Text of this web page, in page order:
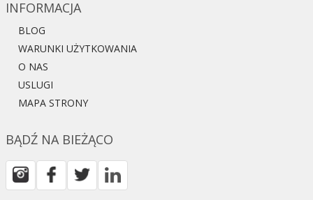
INFORMACJA
BLOG
WARUNKI UŻYTKOWANIA
O NAS
USLUGI
MAPA STRONY
BĄDŹ NA BIEŻĄCO